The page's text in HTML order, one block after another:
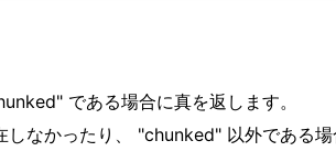
である場合に真を返します。
なかったり、 "chunked" 以外である場